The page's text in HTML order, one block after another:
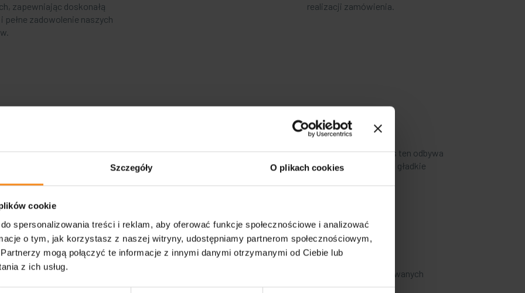
Szczegóły O plikach cookies
cookie
spersonalizowania treści i reklam, aby oferować funkcje społecznościowe i analizować
o tym, jak korzystasz z naszej witryny, udostępniamy partnerom społecznościowym,
mogą połączyć te informacje z innymi danymi otrzymanymi od Ciebie lub
z ich usług.
zapewniając doskonałą
pełne zadowolenie naszych
realizacji zamówienia.
obrabianego elementu, aż osiągnie on oczekiwany kształt i parametry techniczne.Proces ten odbywa
są komputerowo (obróbka CNC). Dzięki temu możemy zapewnić precyzyjne wymiary, gładkie
lotnictwa, medycyny, aż po produkcję maszyn i urządzeń elektronicznych.
zrobić?
obróbka metali CNC, tworzyw sztucznych, czy też precyzyjne wycinanie elementów o skomplikowanych